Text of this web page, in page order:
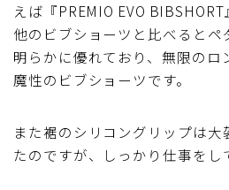
えば『PREMIO EVO
他のビブショーツと比べるとペ
明らかに優れており、無限のロ
魔性のビブショーツです。
また裾のシリコングリップは大
たのですが、しっかり仕事をし